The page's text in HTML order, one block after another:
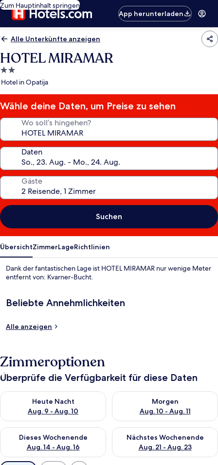
Zum Hauptinhalt springen
App herunterladen
Alle Unterkünfte anzeigen
HOTEL MIRAMAR
2.0-
Sterne-
Hotel in Opatija
Wähle deine Daten, um Preise zu sehen
Wo soll’s hingehen?
Daten
Gäste
Suchen
ÜbersichtZimmerLageRichtlinien
Dank der fantastischen Lage ist HOTEL MIRAMAR nur wenige Meter
entfernt von: Kvarner-Bucht.
Beliebte Annehmlichkeiten
Alle anzeigen
Zimmeroptionen
Überprüfe die Verfügbarkeit für diese Daten
Heute Nacht
Aug. 9 - Aug. 10
Überprüfe die Verfügbarkeit für heute Nacht, Aug. 9 - Aug.
Morgen
Aug. 10 - Aug. 11
Überprüfe die Verfügbarkeit
Dieses Wochenende
Aug. 14 - Aug. 16
Überprüfe die Verfügbarkeit für dieses Wochenende, Aug. 14
Nächstes Wochenende
Aug. 21 - Aug. 23
Überprüfe die Verfügbarkeit